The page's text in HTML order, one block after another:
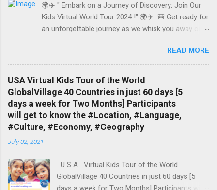
🌍✈️ " Embark on a Journey of Discovery: Join Our
Kids Virtual World Tour 2024 !" 🌍✈️ 🎒 Get ready for
an unforgettable journey as we whisk you away on a
days! Explore the globe from the comfort of your
own home and dive deep into the heart of each
destination. www.GuideByLocal.com In
Association with www.Flying-Crews.com
www.AlfaTravelBlog.com Present Kids Virtual
World Tour https://bit.ly/3gan4dK "Exciting
Expedition for Ages 8 to 18 Explore the World with
Us, Just Rs449/- per Kid!" Visit 40 Countries in just
60 Days [5 days a week for Two Months]
kids-virtual-world-tour-2024.html 🌟 With our
immersive experience, you'll discover everything
READ MORE
USA Virtual Kids Tour of the World
GlobalVillage 40 Countries in just 60 days [5
days a week for Two Months] Participants
will get to know the #Location, #Language,
#Culture, #Economy, #Geography
July 02, 2021
U S A Virtual Kids Tour of the World
GlobalVillage 40 Countries in just 60 days [5
days a week for Two Months] Participants will